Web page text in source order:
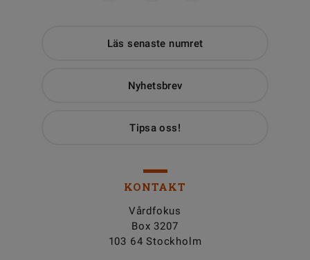
Läs senaste numret
Nyhetsbrev
Tipsa oss!
KONTAKT
Vårdfokus
Box 3207
103 64 Stockholm